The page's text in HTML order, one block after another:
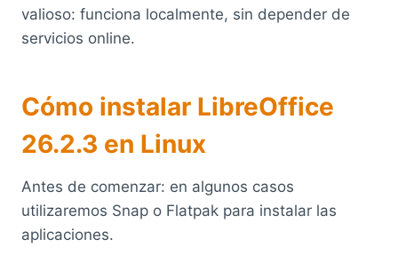
valioso: funciona localmente, sin depender de
servicios online.
Cómo instalar LibreOffice
26.2.3 en Linux
Antes de comenzar: en algunos casos
utilizaremos Snap o Flatpak para instalar las
aplicaciones.